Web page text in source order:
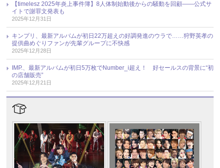
【timelesz 2025年炎上事件簿】8人体制始動後からの騒動を回顧――公式サ
イトで謝罪文発表も
2025年12月31日
キンプリ、最新アルバムが初日22万超えの好調発進のウラで……狩野英孝の
提供曲めぐりファンが先輩グループに不快感
2025年12月28日
IMP.、最新アルバムが初日5万枚でNumber_i超え！ 好セールスの背景に“初
の店舗販売”
2025年12月21日